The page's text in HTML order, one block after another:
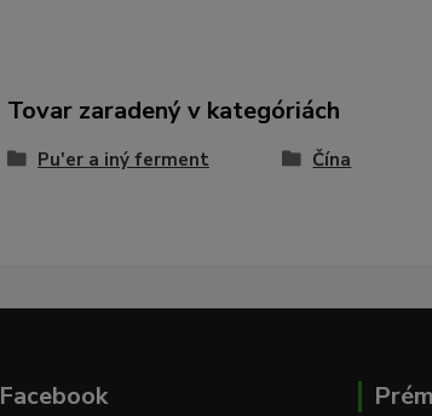
Tovar zaradený v kategóriách
Pu'er a iný ferment Čína
Facebook